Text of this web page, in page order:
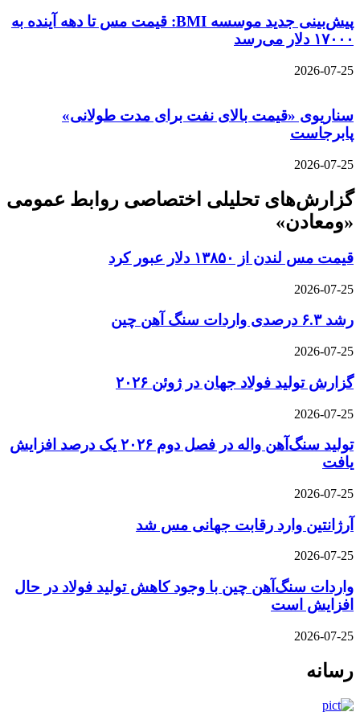
پیش‌بینی جدید موسسه BMI: قیمت مس تا دهه آینده به
۱۷۰۰۰ دلار می‌رسد
2026-07-25
سناریوی «قیمت بالای نفت برای مدت طولانی»
پابرجاست
2026-07-25
گزارش‌های تحلیلی اختصاصی روابط عمومی
«ومعادن»
قیمت مس لندن از ۱۳۸۵۰ دلار عبور کرد
2026-07-25
رشد ۶.۳ درصدی واردات سنگ آهن چین
2026-07-25
گزارش تولید فولاد جهان در ژوئن ۲۰۲۶
2026-07-25
تولید سنگ‌آهن واله در فصل دوم ۲۰۲۶ یک درصد افزایش
یافت
2026-07-25
آرژانتین وارد رقابت جهانی مس شد
2026-07-25
واردات سنگ‌آهن چین با وجود کاهش تولید فولاد در حال
افزایش است
2026-07-25
رسانه